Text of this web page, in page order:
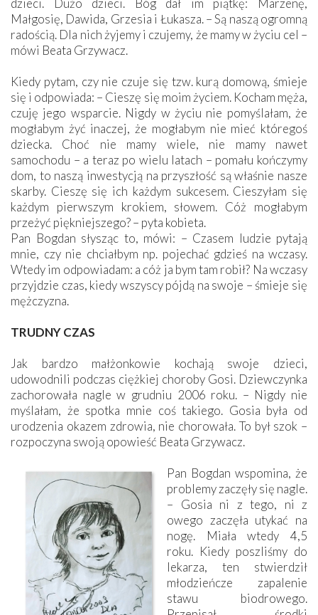
Małgosię, Dawida, Grzesia i Łukasza. – Są naszą ogromną
radością. Dla nich żyjemy i czujemy, że mamy w życiu cel –
mówi Beata Grzywacz.
Kiedy pytam, czy nie czuje się tzw. kurą domową, śmieje
się i odpowiada: – Cieszę się moim życiem. Kocham męża,
czuję jego wsparcie. Nigdy w życiu nie pomyślałam, że
mogłabym żyć inaczej, że mogłabym nie mieć któregoś
dziecka. Choć nie mamy wiele, nie mamy nawet
samochodu – a teraz po wielu latach – pomału kończymy
dom, to naszą inwestycją na przyszłość są właśnie nasze
skarby. Cieszę się ich każdym sukcesem. Cieszyłam się
każdym pierwszym krokiem, słowem. Cóż mogłabym
przeżyć piękniejszego? – pyta kobieta.
Pan Bogdan słysząc to, mówi: – Czasem ludzie pytają
mnie, czy nie chciałbym np. pojechać gdzieś na wczasy.
Wtedy im odpowiadam: a cóż ja bym tam robił? Na wczasy
przyjdzie czas, kiedy wszyscy pójdą na swoje – śmieje się
mężczyzna.
TRUDNY CZAS
Jak bardzo małżonkowie kochają swoje dzieci,
udowodnili podczas ciężkiej choroby Gosi. Dziewczynka
zachorowała nagle w grudniu 2006 roku. – Nigdy nie
myślałam, że spotka mnie coś takiego. Gosia była od
urodzenia okazem zdrowia, nie chorowała. To był szok –
rozpoczyna swoją opowieść Beata Grzywacz.
Pan Bogdan wspomina, że
problemy zaczęły się nagle.
– Gosia ni z tego, ni z
owego zaczęła utykać na
nogę. Miała wtedy 4,5
roku. Kiedy poszliśmy do
lekarza, ten stwierdził
młodzieńcze zapalenie
stawu biodrowego.